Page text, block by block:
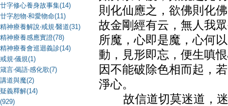
廿字修心養身故事集(14)
廿字恕物‧和愛物命(11)
精神療養解說‧戒規‧醫道(31)
精神療養感應實證(78)
精神療養會巡迴義診(14)
戒規‧儀規(1)
箴言‧偈語‧感化歌(7)
講道與魔(2)
疑義釋解(14)
(929)
則化仙應之，欲佛則化
故金剛經有云，無人我
所魔，心即是魔，心何
動，見形即忘，便生嗔
因不能破除色相而起，
淨心。
故信道切莫迷道，迷